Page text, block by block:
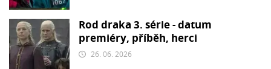
Rod draka 3. série - datum
premiéry, příběh, herci
26. 06. 2026